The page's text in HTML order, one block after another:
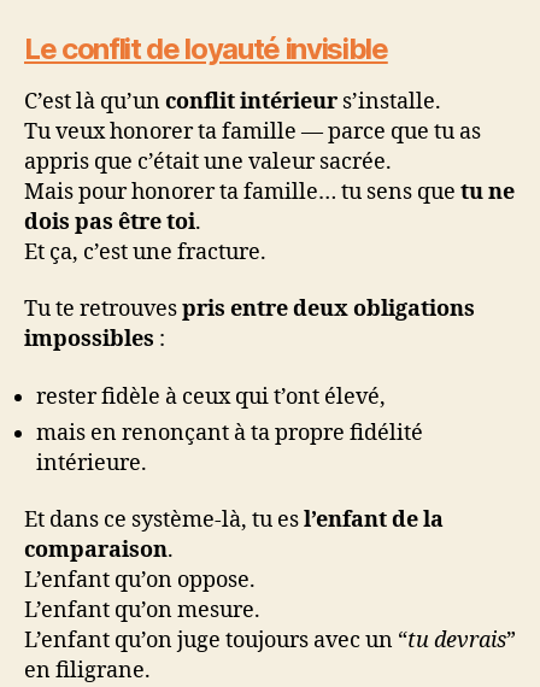
Le conflit de loyauté invisible
C’est là qu’unconflit intérieur s’installe.
Tu veux honorer ta famille — parce que tu as
appris que c’était une valeur sacrée.
Mais pour honorer ta famille… tu sens que tu ne
dois pas être toi.
Et ça, c’est une fracture.
Tu te retrouvespris entre deux obligations
impossibles :
rester fidèle à ceux qui t’ont élevé,
mais en renonçant à ta propre fidélité
intérieure.
Et dans ce système-là, tu esl’enfant de la
comparaison.
L’enfant qu’on oppose.
L’enfant qu’on mesure.
L’enfant qu’on juge toujours avec un “tu devrais”
en filigrane.